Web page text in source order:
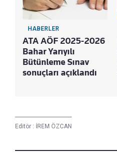
HABERLER
ATA AÖF 2025-2026
Bahar Yarıyılı
Bütünleme Sınav
sonuçları açıklandı
Editör : İREM ÖZCAN